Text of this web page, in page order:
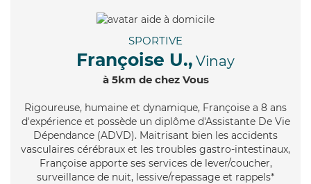
SPORTIVE
Françoise U., Vinay
à 5km de chez Vous
Rigoureuse, humaine et dynamique, Françoise a 8 ans
d'expérience et possède un diplôme d'Assistante De Vie
Dépendance (ADVD). Maitrisant bien les accidents
vasculaires cérébraux et les troubles gastro-intestinaux,
Françoise apporte ses services de lever/coucher,
surveillance de nuit, lessive/repassage et rappels*